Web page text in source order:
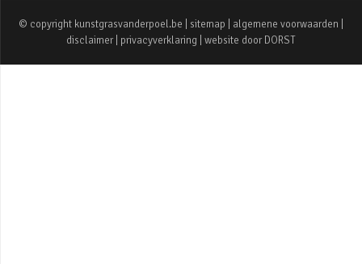
© copyright kunstgrasvanderpoel.be | sitemap algemene voorwaarden
disclaimer
privacyverklaring | website door DORST